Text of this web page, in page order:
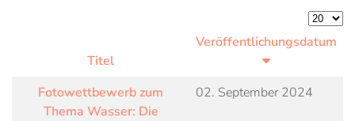
Titel
Veröffentlichungsdatum
Fotowettbewerb zum
Thema Wasser: Die
02. September 2024